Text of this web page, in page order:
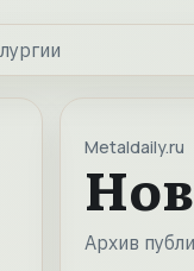
Metaldaily.ru
Архив